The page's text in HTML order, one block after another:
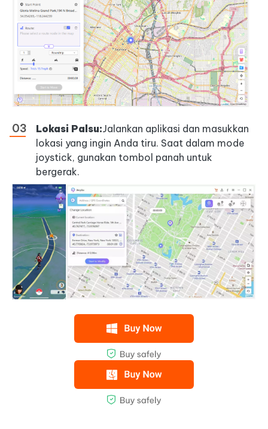
Lokasi Palsu:Jalankan aplikasi dan masukkan
lokasi yang ingin Anda tiru. Saat dalam mode
joystick, gunakan tombol panah untuk
bergerak.